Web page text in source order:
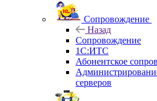
Сопровождение
Назад
Сопровождение
1C:ИТС
Абонентское
серверов